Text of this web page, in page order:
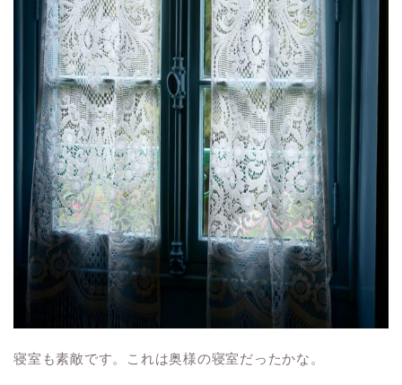
寝室も素敵です。これは奥様の寝室だったかな。